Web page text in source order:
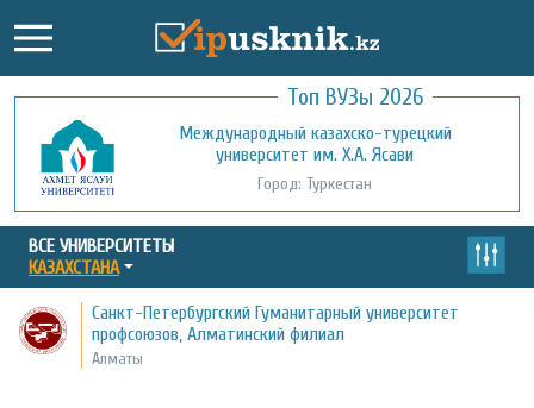
Топ ВУЗы 2026
Международный казахско-турецкий
университет им. Х.А. Ясави
Город: Туркестан
Кызылординский открытый
университет
Город: Кызылорда
ВСЕ УНИВЕРСИТЕТЫ
КАЗАХСТАНА
Санкт-Петербургский Гуманитарный университет
профсоюзов, Алматинский филиал
Алматы